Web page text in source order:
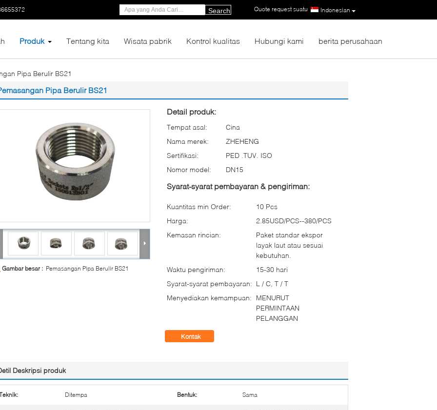
Indonesian
Quote request suatu |
Search
Produk Tentang kita Wisata pabrik Kontrol kualitas Hubungi kami berita perusahaan
Pipa Berulir BS21
Pipa Berulir BS21
Gambar besar : Pemasangan Pipa Berulir BS21
Detail produk:
Tempat asal:
Cina
Nama merek:
ZHEHENG
Sertifikasi:
PED .TUV. ISO
Nomor model:
DN15
Syarat-syarat pembayaran & pengiriman:
Kuantitas min Order:
10 Pcs
Harga:
2.85USD/PCS--380/PCS
Kemasan rincian:
Paket standar ekspor
layak laut atau sesuai
kebutuhan.
Waktu pengiriman:
15-30 hari
Syarat-syarat pembayaran: L / C, T / T
Menyediakan kemampuan:
MENURUT
PERMINTAAN
PELANGGAN
Kontak
Deskripsi produk
Ditempa Bentuk: Sama